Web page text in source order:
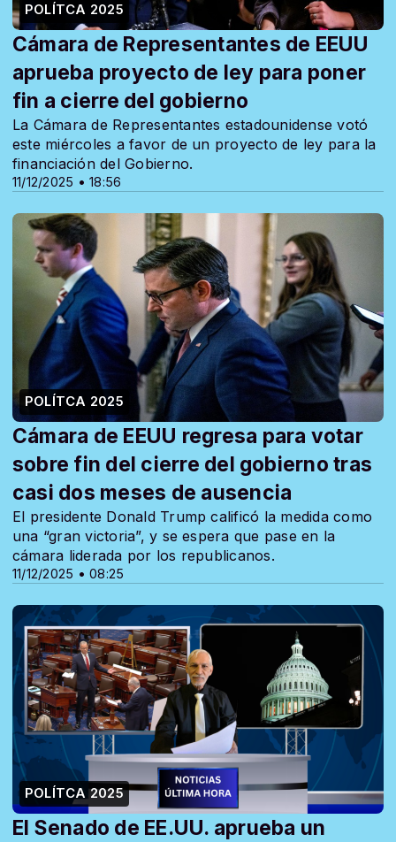
POLÍTCA 2025
11/12/2025 • 18:56
Cámara de Representantes de EEUU
aprueba proyecto de ley para poner
fin a cierre del gobierno
La Cámara de Representantes estadounidense votó
este miércoles a favor de un proyecto de ley para la
financiación del Gobierno.
POLÍTCA 2025
11/12/2025 • 08:25
Cámara de EEUU regresa para votar
sobre fin del cierre del gobierno tras
casi dos meses de ausencia
El presidente Donald Trump calificó la medida como
una “gran victoria”, y se espera que pase en la
cámara liderada por los republicanos.
POLÍTCA 2025
El Senado de EE.UU. aprueba un